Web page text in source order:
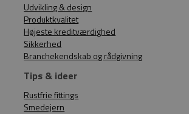
Udvikling & design
Produktkvalitet
Højeste kreditværdighed
Sikkerhed
Branchekendskab og rådgivning
Tips & ideer
Rustfrie fittings
Smedejern